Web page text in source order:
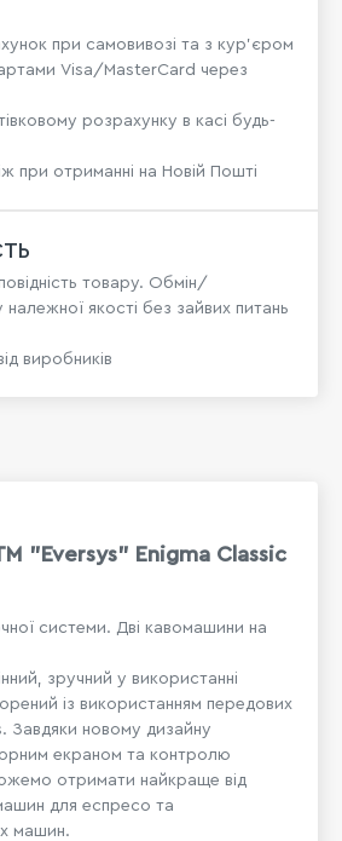
при самовивозі та з кур’єром
Visa/MasterCard через
розрахунку в касі будь-
при отриманні на Новій Пошті
товару. Обмін/
якості без зайвих питань
виробників
"Eversys" Enigma Classic
системи. Дві кавомашини на
зручний у використанні
із використанням передових
Завдяки новому дизайну
екраном та контролю
отримати найкраще від
для еспресо та
машин.